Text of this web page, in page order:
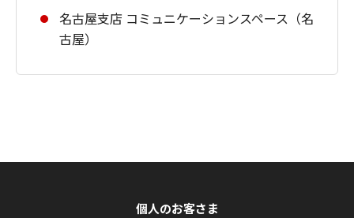
名古屋支店 コミュニケーションスペース（名
古屋）
個人のお客さま